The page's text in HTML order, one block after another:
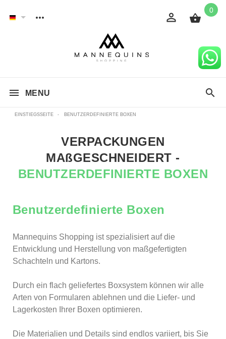
0
MENU
EINSTIEGSSEITE - BENUTZERDEFINIERTE BOXEN
VERPACKUNGEN
MAßGESCHNEIDERT -
BENUTZERDEFINIERTE BOXEN
Benutzerdefinierte Boxen
Mannequins Shopping ist spezialisiert auf die
Entwicklung und Herstellung von maßgefertigten
Schachteln und Kartons.
Durch ein flach geliefertes Boxsystem können wir alle
Arten von Formularen ablehnen und die Liefer- und
Lagerkosten Ihrer Boxen optimieren.
Die Materialien und Details sind endlos variiert, bis Sie